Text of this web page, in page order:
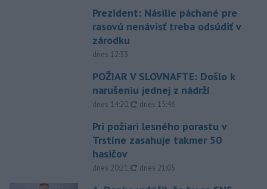
Prezident: Násilie páchané pre
rasovú nenávisť treba odsúdiť v
zárodku
dnes 12:33
POŽIAR V SLOVNAFTE: Došlo k
narušeniu jednej z nádrží
dnes 14:20, aktualizované
dnes 15:46
Pri požiari lesného porastu v
Trstíne zasahuje takmer 50
hasičov
dnes 20:21, aktualizované
dnes 21:05